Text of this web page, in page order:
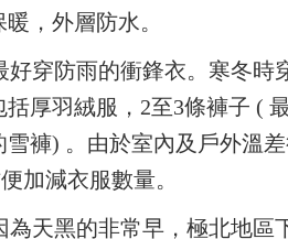
，外層防水。
好穿防雨的衝鋒衣。寒冬時
厚羽絨服，2至3條褲子 (
褲) 。由於室內及戶外溫
加減衣服數量。
為天黑的非常早，極北地區